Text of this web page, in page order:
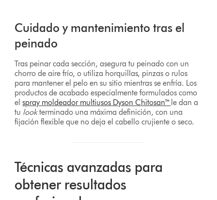
Cuidado y mantenimiento tras el
peinado
Tras peinar cada sección, asegura tu peinado con un
chorro de aire frío, o utiliza horquillas, pinzas o rulos
para mantener el pelo en su sitio mientras se enfría. Los
productos de acabado especialmente formulados como
elspray moldeador multiusos Dyson Chitosan™ le dan a
tu lookterminado una máxima definición, con una
fijación flexible que no deja el cabello crujiente o seco.
Técnicas avanzadas para
obtener resultados